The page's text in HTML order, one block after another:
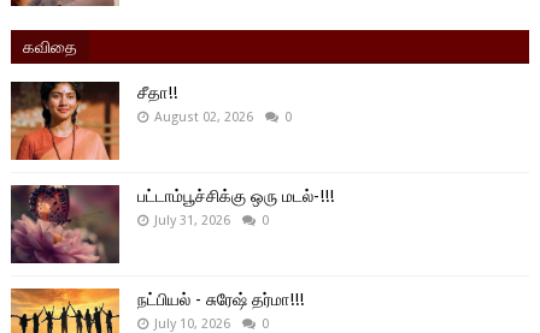
கவிதை
சீதா!!
August 02, 2026 0
பட்டாம்பூச்சிக்கு ஒரு மடல்-!!!
July 31, 2026 0
நட்பியல் - சுரேஷ் தர்மா!!!
July 10, 2026 0